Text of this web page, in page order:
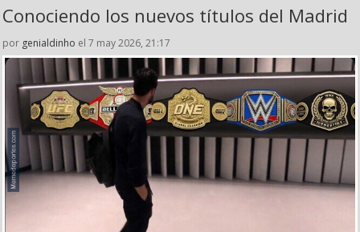
Conociendo los nuevos títulos del Madrid
por genialdinho el 7 may 2026, 21:17